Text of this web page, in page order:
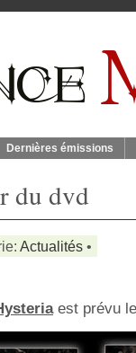
Dernières émissions
du dvd
Actualités •
est prévu